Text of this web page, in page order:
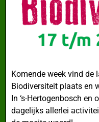
Komende week vind de
Biodiversiteit plaats en
In ‘s-Hertogenbosch
dagelijks allerlei